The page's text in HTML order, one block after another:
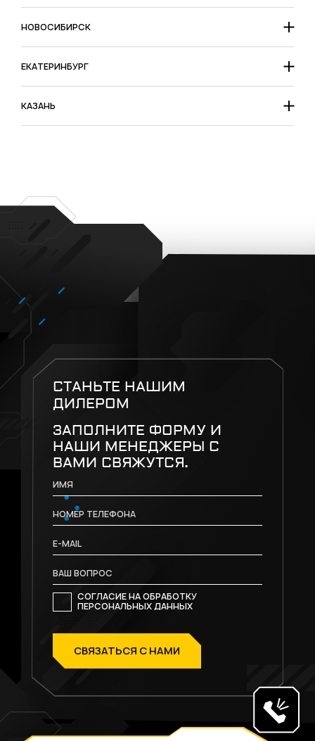
НОВОСИБИРСК
ЕКАТЕРИНБУРГ
КАЗАНЬ
СТАНЬТЕ НАШИМ
ДИЛЕРОМ
ЗАПОЛНИТЕ ФОРМУ И
НАШИ МЕНЕДЖЕРЫ С
ВАМИ СВЯЖУТСЯ.
СОГЛАСИЕ НА ОБРАБОТКУ
ПЕРСОНАЛЬНЫХ ДАННЫХ
СВЯЗАТЬСЯ С НАМИ